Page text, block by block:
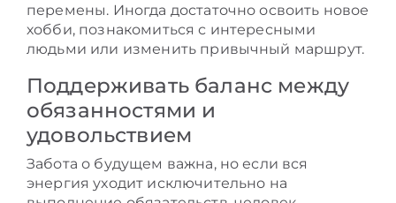
перемены. Иногда достаточно освоить новое
хобби, познакомиться с интересными
людьми или изменить привычный маршрут.
Поддерживать баланс между
обязанностями и
удовольствием
Забота о будущем важна, но если вся
энергия уходит исключительно на